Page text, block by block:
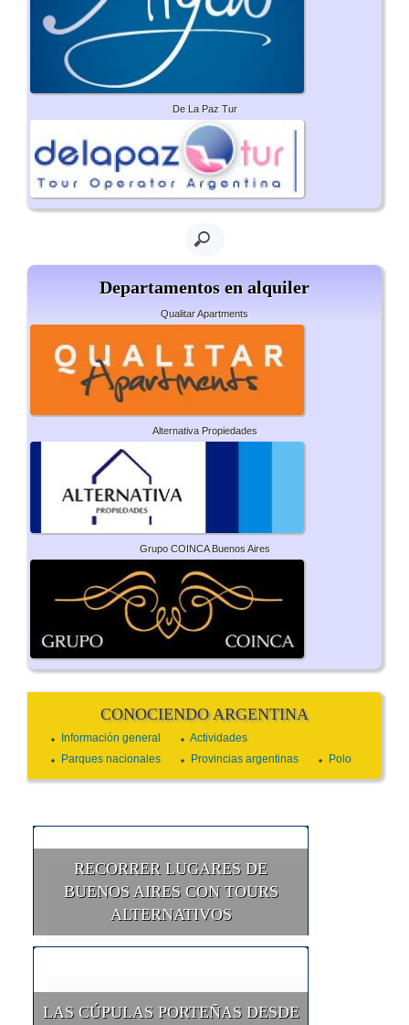
De La Paz Tur
Departamentos en alquiler
Qualitar Apartments
Alternativa Propiedades
Grupo COINCA Buenos Aires
CONOCIENDO ARGENTINA
Información general
Actividades
Parques nacionales
Provincias argentinas Polo
RECORRER LUGARES DE
BUENOS AIRES CON TOURS
ALTERNATIVOS
LAS CÚPULAS PORTEÑAS DESDE